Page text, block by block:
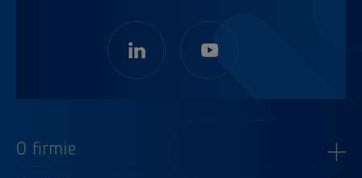
O firmie